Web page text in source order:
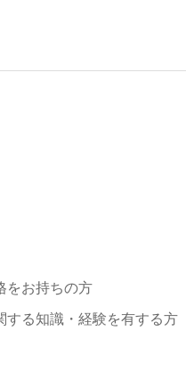
をお持ちの方
する知識・経験を有する方